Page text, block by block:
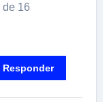
16
Responder